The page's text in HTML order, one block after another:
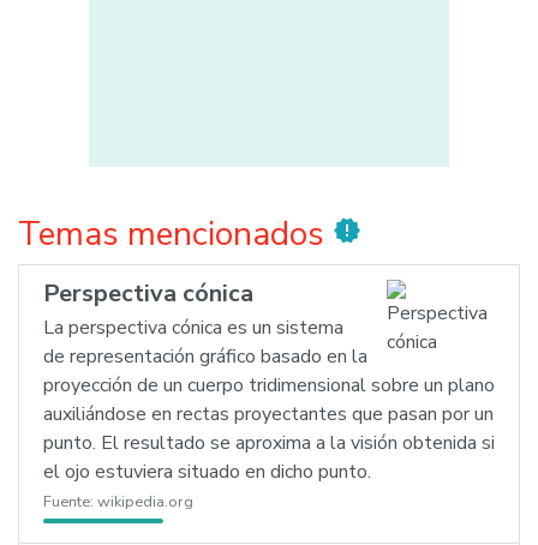
Temas mencionados new_releases
Perspectiva cónica
La perspectiva cónica es un sistema
de representación gráfico basado en la
proyección de un cuerpo tridimensional sobre un plano
auxiliándose en rectas proyectantes que pasan por un
punto. El resultado se aproxima a la visión obtenida si
el ojo estuviera situado en dicho punto.
Fuente: wikipedia.org